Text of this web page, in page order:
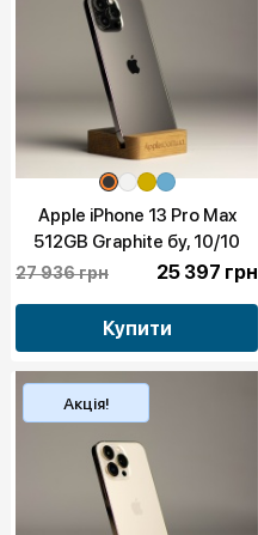
Apple iPhone 13 Pro Max
512GB Graphite бу, 10/10
27 936 грн 25 397 грн
Купити
Акція!